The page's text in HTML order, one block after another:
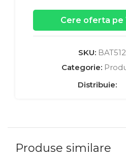
Cere oferta pe
SKU:
Categorie:
Distribuie:
Produse similare